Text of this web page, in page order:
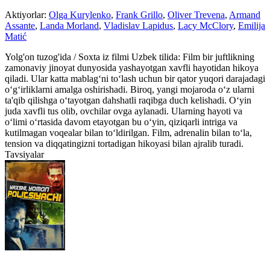
Aktiyorlar: Olga Kurylenko, Frank Grillo, Oliver Trevena, Armand
Assante, Landa Morland, Vladislav Lapidus, Lacy McClory, Emilija
Matić
Yolg'on tuzog'ida / Soxta iz filmi Uzbek tilida: Film bir juftlikning
zamonaviy jinoyat dunyosida yashayotgan xavfli hayotidan hikoya
qiladi. Ular katta mablag‘ni to‘lash uchun bir qator yuqori darajadagi
o‘g‘irliklarni amalga oshirishadi. Biroq, yangi mojaroda o‘z ularni
ta'qib qilishga o‘tayotgan dahshatli raqibga duch kelishadi. O‘yin
juda xavfli tus olib, ovchilar ovga aylanadi. Ularning hayoti va
o‘limi o‘rtasida davom etayotgan bu o‘yin, qiziqarli intriga va
kutilmagan voqealar bilan to‘ldirilgan. Film, adrenalin bilan to‘la,
tension va diqqatingizni tortadigan hikoyasi bilan ajralib turadi.
Tavsiyalar